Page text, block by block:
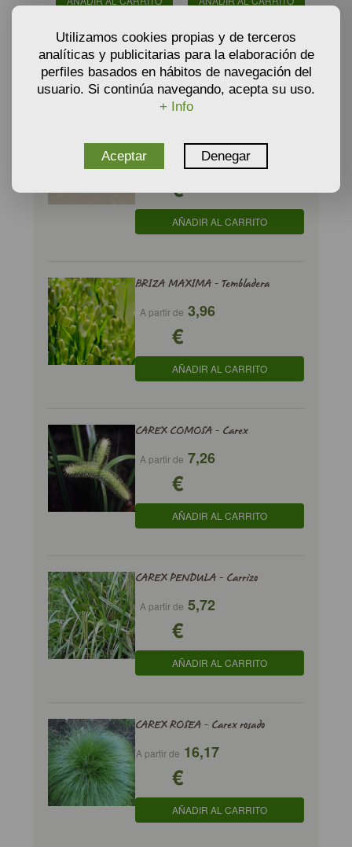
PRODUCTOS RELACIONADOS
A partir de 46,20
€
AÑADIR AL CARRITO
BRIZA MAXIMA - Tembladera
A partir de 3,96
€
AÑADIR AL CARRITO
CAREX COMOSA - Carex
A partir de 7,26
€
AÑADIR AL CARRITO
CAREX PENDULA - Carrizo
A partir de 5,72
€
AÑADIR AL CARRITO
CAREX ROSEA - Carex rosado
A partir de 16,17
€
AÑADIR AL CARRITO
Utilizamos cookies propias y de terceros
analíticas y publicitarias para la elaboración de
perfiles basados en hábitos de navegación del
usuario. Si continúa navegando, acepta su uso.
+ Info
Aceptar Denegar